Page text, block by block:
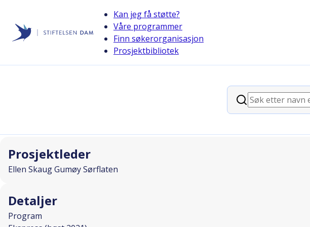
Kan jeg få støtte?
Våre programmer
Finn søkerorganisasjon
Prosjektbibliotek
Søk
Prosjektleder
Ellen Skaug Gumøy Sørflaten
Detaljer
Program